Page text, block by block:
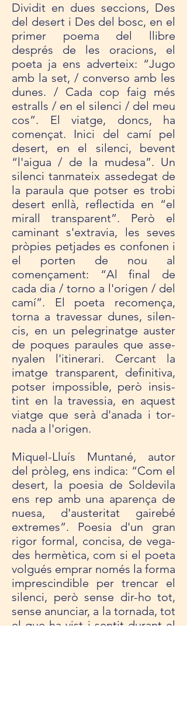
Divi­dit en dues sec­ci­ons, Des
del desert i Des del bosc, en el
pri­mer poema del lli­bre
després de les ora­ci­ons, el
poeta ja ens adver­teix: “Jugo
amb la set, / con­verso amb les
dunes. / Cada cop faig més
estralls / en el silenci / del meu
cos”. El viatge, doncs, ha
començat. Inici del camí pel
desert, en el silenci, bevent
“l'aigua / de la mudesa”. Un
silenci tan­ma­teix asse­de­gat de
la paraula que pot­ser es trobi
desert enllà, reflec­tida en “el
mirall trans­pa­rent”. Però el
cami­nant s'extra­via, les seves
pròpies pet­ja­des es con­fo­nen i
el por­ten de nou al
començament: “Al final de
cada dia / torno a l'ori­gen / del
camí”. El poeta reco­mença,
torna a tra­ves­sar dunes, silen­
cis, en un pele­gri­natge aus­ter
de poques parau­les que asse­
nya­len l'iti­ne­rari. Cer­cant la
imatge trans­pa­rent, defi­ni­tiva,
pot­ser impos­si­ble, però insis­
tint en la tra­ves­sia, en aquest
viatge que serà d'anada i tor­
nada a l'ori­gen.
Miquel-Lluís Mun­tané, autor
del pròleg, ens indica: “Com el
desert, la poe­sia de Sol­de­vila
ens rep amb una apa­rença de
nuesa, d'aus­te­ri­tat gai­rebé
extre­mes”. Poe­sia d'un gran
rigor for­mal, con­cisa, de vega­
des hermètica, com si el poeta
volgués emprar només la forma
impres­cin­di­ble per tren­car el
silenci, però sense dir-ho tot,
sense anun­ciar, a la tor­nada, tot
el que ha vist i sen­tit durant el